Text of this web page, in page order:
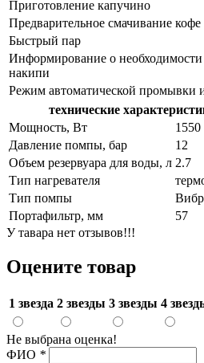
Приготовление капучино
Предварительное смачивание кофе
Быстрый пар
Информирование о необходимости
накипи
Режим автоматической промывки
технические
Мощность, Вт
1550
Давление помпы, бар
12
Объем резервуара для воды, л 2.7
Тип нагревателя
Тип помпы
Портафильтр, мм
57
У тавара нет отзывов!!!
Оцените товар
1 звезда 2 звезды 3 звезды 4
Не выбрана оценка!
ФИО *